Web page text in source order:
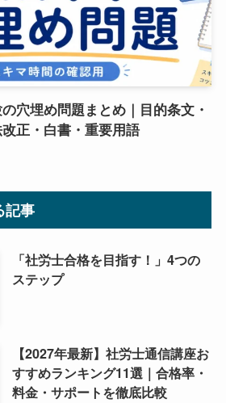
穴埋め問題まとめ｜目的条文・
正・白書・重要用語
記事
「社労士合格を目指す！」4つの
ステップ
【2027年最新】社労士通信講座お
すすめランキング11選｜合格率・
料金・サポートを徹底比較